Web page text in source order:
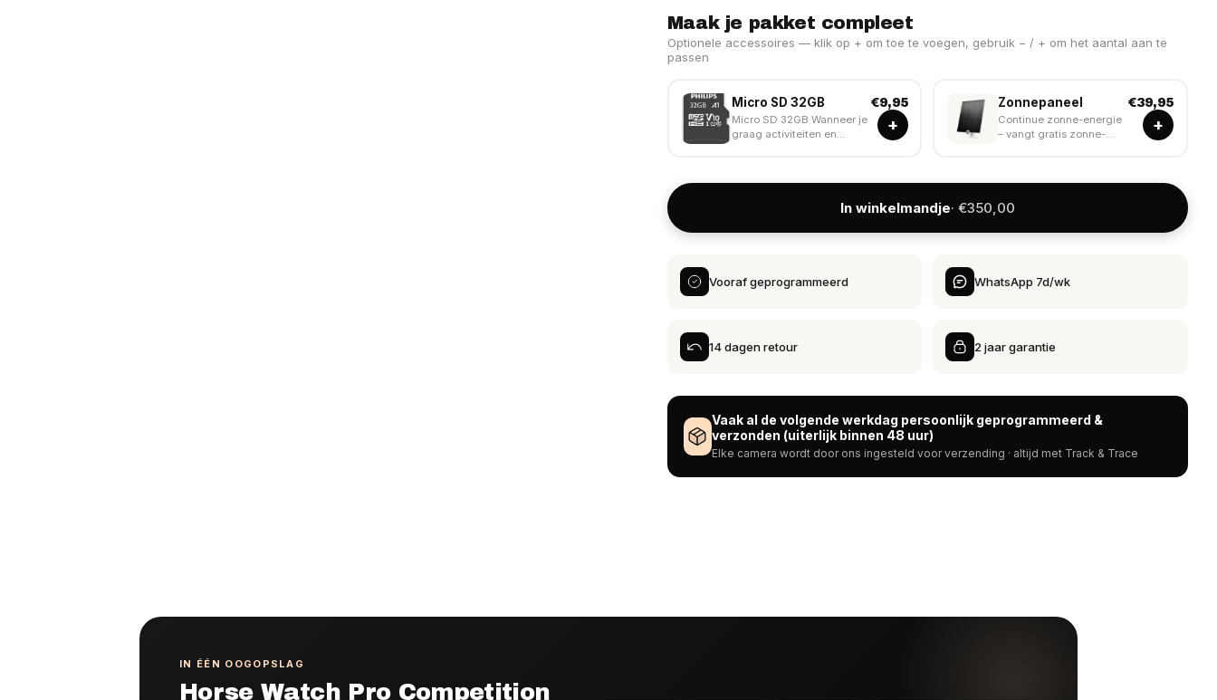
Maak je pakket compleet
Optionele accessoires — klik op + om toe te voegen, gebruik − / + om het aantal aan te
passen
Micro SD 32GB
Micro SD 32GB Wanneer je
graag activiteiten en...
€9,95
+
Zonnepaneel
Continue zonne-energie
– vangt gratis zonne-...
€39,95
+
In winkelmandje· €350,00
Vooraf geprogrammeerd WhatsApp 7d/wk
14 dagen retour 2 jaar garantie
Vaak al de volgende werkdag persoonlijk geprogrammeerd &
verzonden (uiterlijk binnen 48 uur)
Elke camera wordt door ons ingesteld voor verzending · altijd met Track & Trace
IN ÉÉN OOGOPSLAG
Horse Watch Pro Competition